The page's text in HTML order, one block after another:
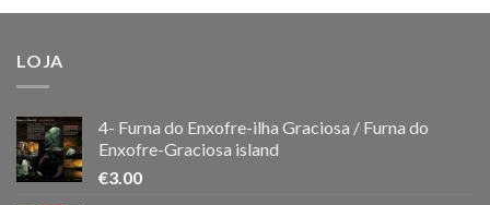
LOJA
4- Furna do Enxofre-ilha Graciosa / Furna do
Enxofre-Graciosa island
€3.00